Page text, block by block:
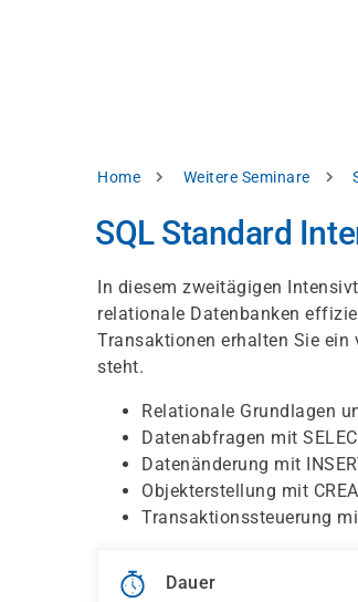
Pfadnavigation
Home Weitere Seminare
SQL Standard
In diesem zweitägigen
relationale Datenbanken
Transaktionen erhalten Sie
steht.
Relationale Grundlagen
Datenabfragen mit
Datenänderung mit
Objekterstellung mit
Transaktionssteuerung
Dauer
akzeptieren